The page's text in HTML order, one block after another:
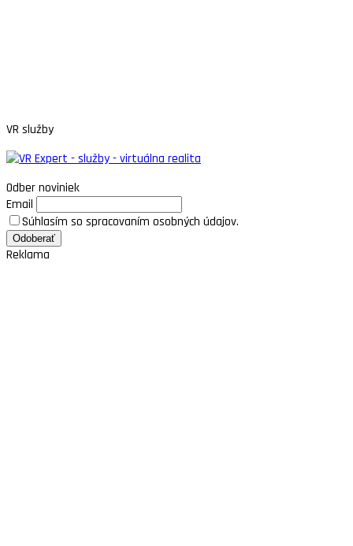
VR služby
Odber noviniek
Email
Súhlasím so spracovaním osobných údajov.
Reklama